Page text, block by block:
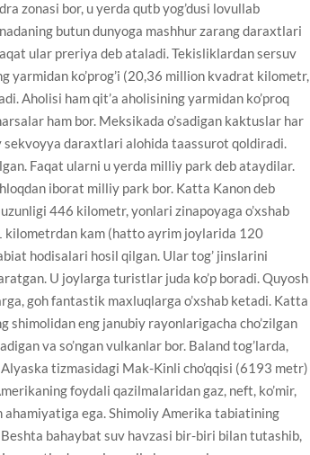
zonasi bor, u yerda qutb yog’dusi lovullab
butun dunyoga mashhur zarang daraxtlari
ular preriya deb ataladi. Tekisliklardan sersuv
yarmidan ko’prog’i (20,36 million kvadrat kilometr,
Aholisi ham qit’a aholisining yarmidan ko’proq
ham bor. Meksikada o’sadigan kaktuslar har
sekvoyya daraxtlari alohida taassurot qoldiradi.
Faqat ularni u yerda milliy park deb ataydilar.
iborat milliy park bor. Katta Kanon deb
446 kilometr, yonlari zinapoyaga o’xshab
kilometrdan kam (hatto ayrim joylarida 120
hodisalari hosil qilgan. Ular tog’ jinslarini
U joylarga turistlar juda ko’p boradi. Quyosh
goh fantastik maxluqlarga o’xshab ketadi. Katta
shimolidan eng janubiy rayonlarigacha cho’zilgan
va so’ngan vulkanlar bor. Baland tog’larda,
tizmasidagi Mak-Kinli cho’qqisi (6193 metr)
foydali qazilmalaridan gaz, neft, ko’mir,
ahamiyatiga ega. Shimoliy Amerika tabiatining
bahaybat suv havzasi bir-biri bilan tutashib,